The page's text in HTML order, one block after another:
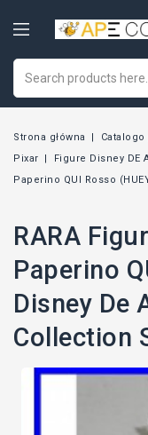
Strona główna
Pixar
Figure Disney DE
Paperino QUI Rosso
RARA
Paperino
Disney De
Collection